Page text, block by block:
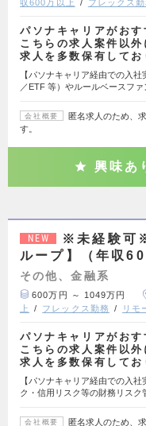
収600万以上 フレックス勤
パソナキャリアがおす
こちらの求人案件以
求人を多数保有して
【パソナキャリア経由での入
／ETF 等）やルールベースフ
会社概要
匿名求人のため、
す。
興味あ
NEW
※未経験可
ループ】（年収
その他、金融系
600万円 ～ 1049万円
上
フレックス勤務 リモ
パソナキャリアがおす
こちらの求人案件以
求人を多数保有して
【パソナキャリア経由での入
ク・信用リスク等の財務リスク
会社概要
匿名求人のため、